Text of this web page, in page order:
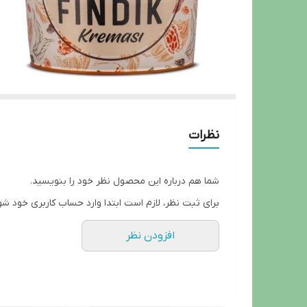
نظرات
شما هم درباره این محصول نظر خود را بنویسید.
برای ثبت نظر، لازم است ابتدا وارد حساب کاربری خود
افزودن نظر